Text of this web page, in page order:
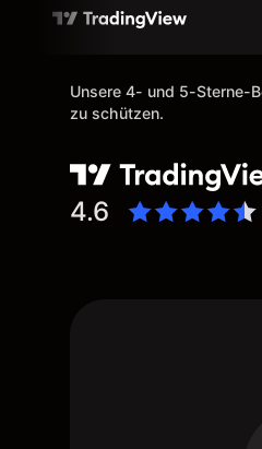
Unsere 4- und 5-Sterne-
zu schützen.
4.6